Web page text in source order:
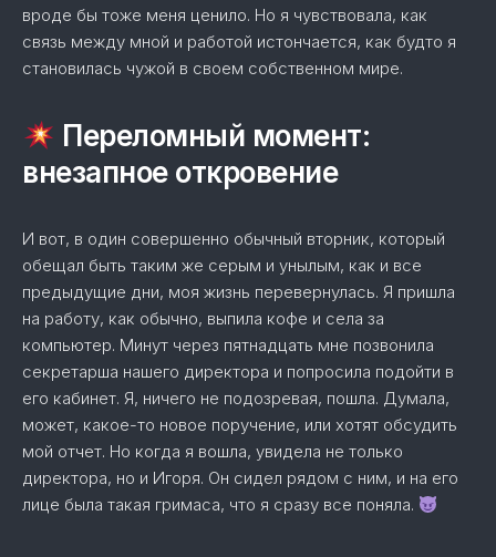
вроде бы тоже меня ценило. Но я чувствовала, как
связь между мной и работой истончается, как будто я
становилась чужой в своем собственном мире.
Переломный момент:
внезапное откровение
И вот, в один совершенно обычный вторник, который
обещал быть таким же серым и унылым, как и все
предыдущие дни, моя жизнь перевернулась. Я пришла
на работу, как обычно, выпила кофе и села за
компьютер. Минут через пятнадцать мне позвонила
секретарша нашего директора и попросила подойти в
его кабинет. Я, ничего не подозревая, пошла. Думала,
может, какое-то новое поручение, или хотят обсудить
мой отчет. Но когда я вошла, увидела не только
директора, но и Игоря. Он сидел рядом с ним, и на его
лице была такая гримаса, что я сразу все поняла.